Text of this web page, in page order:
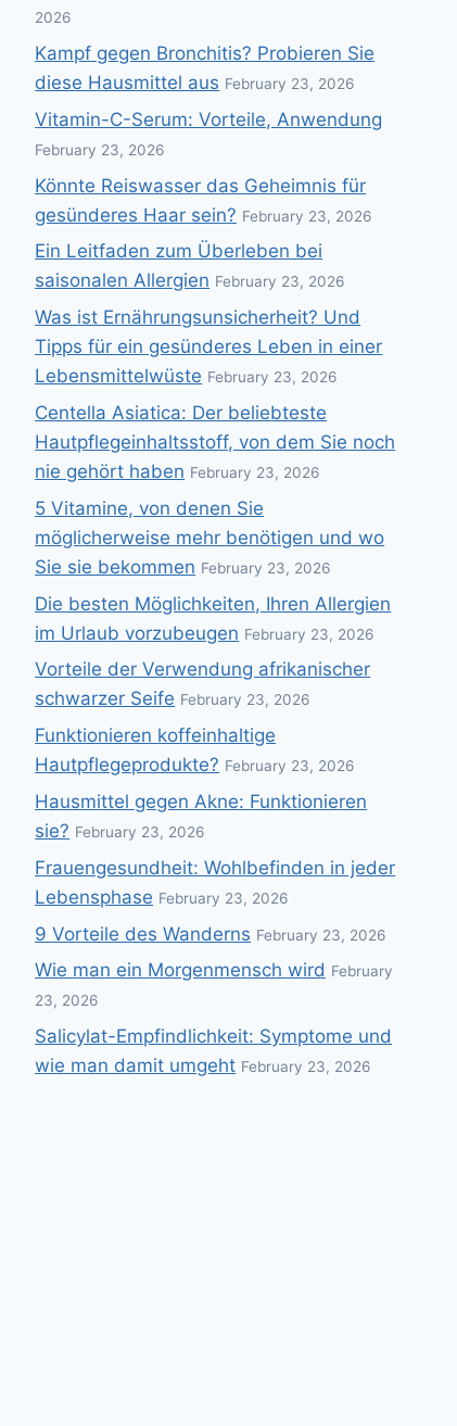
2026
Kampf gegen Bronchitis? Probieren Sie
diese Hausmittel aus February 23, 2026
Vitamin-C-Serum: Vorteile, Anwendung
February 23, 2026
Könnte Reiswasser das Geheimnis für
gesünderes Haar sein? February 23, 2026
Ein Leitfaden zum Überleben bei
saisonalen Allergien February 23, 2026
Was ist Ernährungsunsicherheit? Und
Tipps für ein gesünderes Leben in einer
Lebensmittelwüste February 23, 2026
Centella Asiatica: Der beliebteste
Hautpflegeinhaltsstoff, von dem Sie noch
nie gehört haben February 23, 2026
5 Vitamine, von denen Sie
möglicherweise mehr benötigen und wo
Sie sie bekommen February 23, 2026
Die besten Möglichkeiten, Ihren Allergien
im Urlaub vorzubeugen February 23, 2026
Vorteile der Verwendung afrikanischer
schwarzer Seife February 23, 2026
Funktionieren koffeinhaltige
Hautpflegeprodukte? February 23, 2026
Hausmittel gegen Akne: Funktionieren
sie? February 23, 2026
Frauengesundheit: Wohlbefinden in jeder
Lebensphase February 23, 2026
9 Vorteile des Wanderns February 23, 2026
Wie man ein Morgenmensch wird February
23, 2026
Salicylat-Empfindlichkeit: Symptome und
wie man damit umgeht February 23, 2026